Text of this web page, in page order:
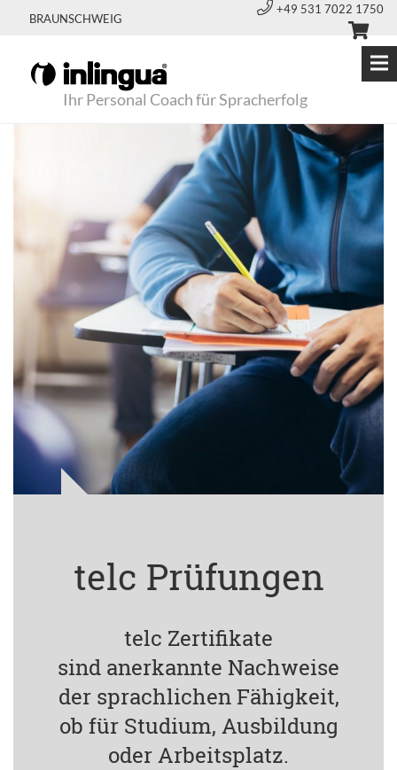
BRAUNSCHWEIG
+49 531 7022 1750
Ihr Personal Coach für Spracherfolg
telc Prüfungen
telc Zertifikate
sind anerkannte Nachweise
der sprachlichen Fähigkeit,
ob für Studium, Ausbildung
oder Arbeitsplatz.